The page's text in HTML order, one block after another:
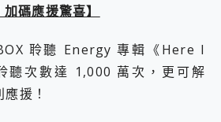
碼應援驚喜】
聆聽 Energy 專輯《Here I
聽次數達 1,000 萬次，更可解
援！